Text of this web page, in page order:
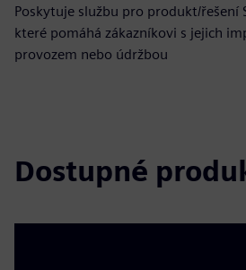
Poskytuje službu pro produkt/řešení
které pomáhá zákazníkovi s jejich
provozem nebo údržbou
Dostupné